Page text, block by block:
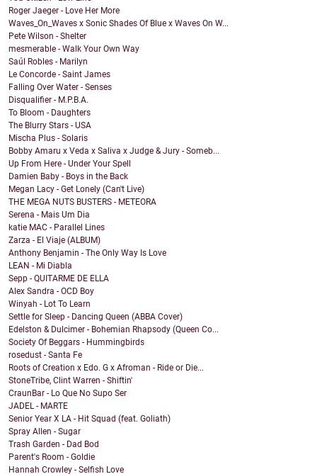
Roger Jaeger - Love Her More
Waves_On_Waves x Sonic Shades Of Blue x Waves On W...
Pete Wilson - Shelter
mesmerable - Walk Your Own Way
Saúl Robles - Marilyn
Le Concorde - Saint James
Falling Over Water - Senses
Disqualifier - M.P.B.A.
To Bloom - Daughters
The Blurry Stars - USA
Mischa Plus - Solaris
Bobby Amaru x Veda x Saliva x Judge & Jury - Someb...
Up From Here - Under Your Spell
Damien Baby - Boys in the Back
Megan Lacy - Get Lonely (Can't Live)
THE MEGA NUTS BUSTERS - METEORA
Serena - Mais Um Dia
katie MAC - Parallel Lines
Zarza - El Viaje (ALBUM)
Anthony Benjamin - The Only Way Is Love
LEAN - Mi Diabla
Sepp - QUITARME DE ELLA
Alex Sandra - OCD Boy
Winyah - Lot To Learn
Settle for Sleep - Dancing Queen (ABBA Cover)
Edelston & Dulcimer - Bohemian Rhapsody (Queen Co...
Society Of Beggars - Hummingbirds
rosedust - Santa Fe
Roots of Creation x Edo. G x Afroman - Ride or Die...
StoneTribe, Clint Warren - Shiftin'
CraunBar - Lo Que No Supo Ser
JADEL - MARTE
Senior Year X LA - Hit Squad (feat. Goliath)
Spray Allen - Sugar
Trash Garden - Dad Bod
Parent's Room - Goldie
Hannah Crowley - Selfish Love